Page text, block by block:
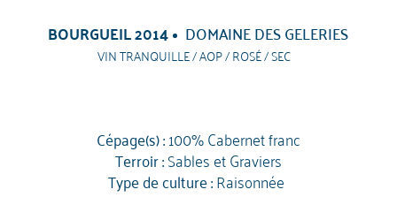
BOURGUEIL 2014 DOMAINE DES GELERIES
VIN TRANQUILLE / AOP / ROSÉ / SEC
Cépage(s) :100% Cabernet franc
Terroir :Sables et Graviers
Type de culture :Raisonnée